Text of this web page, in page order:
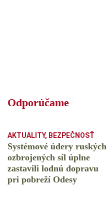
Odporúčame
AKTUALITY, BEZPEČNOSŤ
Systémové údery ruských
ozbrojených síl úplne
zastavili lodnú dopravu
pri pobreží Odesy